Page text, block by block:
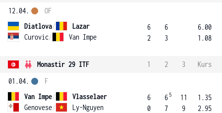
12.04.
Diatlova/
Lazar
Curovic/ Van Impe
OF
6
2
6
3
6.00
1.08
Monastir 29 ITF 1 2 3
Kurs
01.04.
Van Impe/
Vlasselaer
Genovese/ Ly-Nguyen
F
6
0
6 5
7
11
9
1.35
2.95